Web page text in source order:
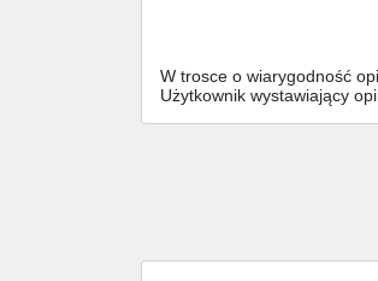
W trosce o wiarygodność
Użytkownik wystawiający